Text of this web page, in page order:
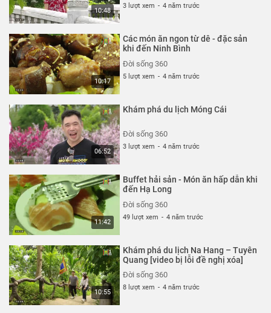
10:48
3 lượt xem - 4 năm trước
10:17
Các món ăn ngon từ dê - đặc sản
khi đến Ninh Bình
Đời sống 360
5 lượt xem - 4 năm trước
06:52
Khám phá du lịch Móng Cái
Đời sống 360
3 lượt xem - 4 năm trước
11:42
Buffet hải sản - Món ăn hấp dẫn khi
đến Hạ Long
Đời sống 360
49 lượt xem - 4 năm trước
10:55
Khám phá du lịch Na Hang – Tuyên
Quang [video bị lỗi đề nghị xóa]
Đời sống 360
8 lượt xem - 4 năm trước